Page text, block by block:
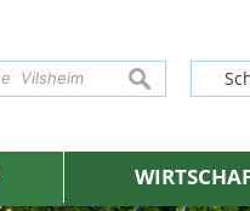
suchen